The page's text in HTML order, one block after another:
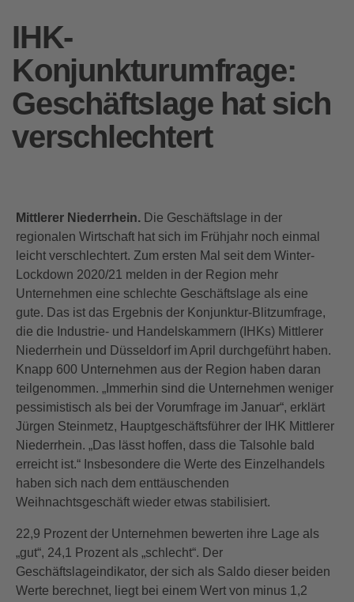
IHK-
Konjunkturumfrage:
Geschäftslage hat sich
verschlechtert
Mittlerer Niederrhein. Die Geschäftslage in der
regionalen Wirtschaft hat sich im Frühjahr noch einmal
leicht verschlechtert. Zum ersten Mal seit dem Winter-
Lockdown 2020/21 melden in der Region mehr
Unternehmen eine schlechte Geschäftslage als eine
gute. Das ist das Ergebnis der Konjunktur-Blitzumfrage,
die die Industrie- und Handelskammern (IHKs) Mittlerer
Niederrhein und Düsseldorf im April durchgeführt haben.
Knapp 600 Unternehmen aus der Region haben daran
teilgenommen. „Immerhin sind die Unternehmen weniger
pessimistisch als bei der Vorumfrage im Januar“, erklärt
Jürgen Steinmetz, Hauptgeschäftsführer der IHK Mittlerer
Niederrhein. „Das lässt hoffen, dass die Talsohle bald
erreicht ist.“ Insbesondere die Werte des Einzelhandels
haben sich nach dem enttäuschenden
Weihnachtsgeschäft wieder etwas stabilisiert.
22,9 Prozent der Unternehmen bewerten ihre Lage als
„gut“, 24,1 Prozent als „schlecht“. Der
Geschäftslageindikator, der sich als Saldo dieser beiden
Werte berechnet, liegt bei einem Wert von minus 1,2